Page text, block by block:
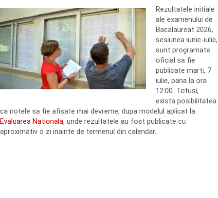
Rezultatele initiale
ale examenului de
Bacalaureat 2026,
sesiunea iunie-iulie,
sunt programate
oficial sa fie
publicate marti, 7
iulie, pana la ora
12:00. Totusi,
exista posibilitatea
ca notele sa fie afisate mai devreme, dupa modelul aplicat la
Evaluarea Nationala, unde rezultatele au fost publicate cu
aproximativ o zi inainte de termenul din calendar.